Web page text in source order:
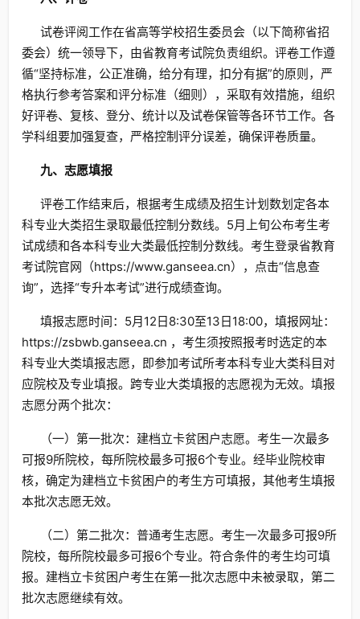
试卷评阅工作在省高等学校招生委员会（以下简称省招
委会）统一领导下，由省教育考试院负责组织。评卷工作遵
循“坚持标准，公正准确，给分有理，扣分有据”的原则，严
格执行参考答案和评分标准（细则），采取有效措施，组织
好评卷、复核、登分、统计以及试卷保管等各环节工作。各
学科组要加强复查，严格控制评分误差，确保评卷质量。
九、志愿填报
评卷工作结束后，根据考生成绩及招生计划数划定各本
科专业大类招生录取最低控制分数线。5月上旬公布考生考
试成绩和各本科专业大类最低控制分数线。考生登录省教育
考试院官网（https://www.ganseea.cn），点击“信息查
询”，选择“专升本考试”进行成绩查询。
填报志愿时间：5月12日8:30至13日18:00，填报网址：
https://zsbwb.ganseea.cn ，考生须按照报考时选定的本
科专业大类填报志愿，即参加考试所考本科专业大类科目对
应院校及专业填报。跨专业大类填报的志愿视为无效。填报
志愿分两个批次：
（一）第一批次：建档立卡贫困户志愿。考生一次最多
可报9所院校，每所院校最多可报6个专业。经毕业院校审
核，确定为建档立卡贫困户的考生方可填报，其他考生填报
本批次志愿无效。
（二）第二批次：普通考生志愿。考生一次最多可报9所
院校，每所院校最多可报6个专业。符合条件的考生均可填
报。建档立卡贫困户考生在第一批次志愿中未被录取，第二
批次志愿继续有效。